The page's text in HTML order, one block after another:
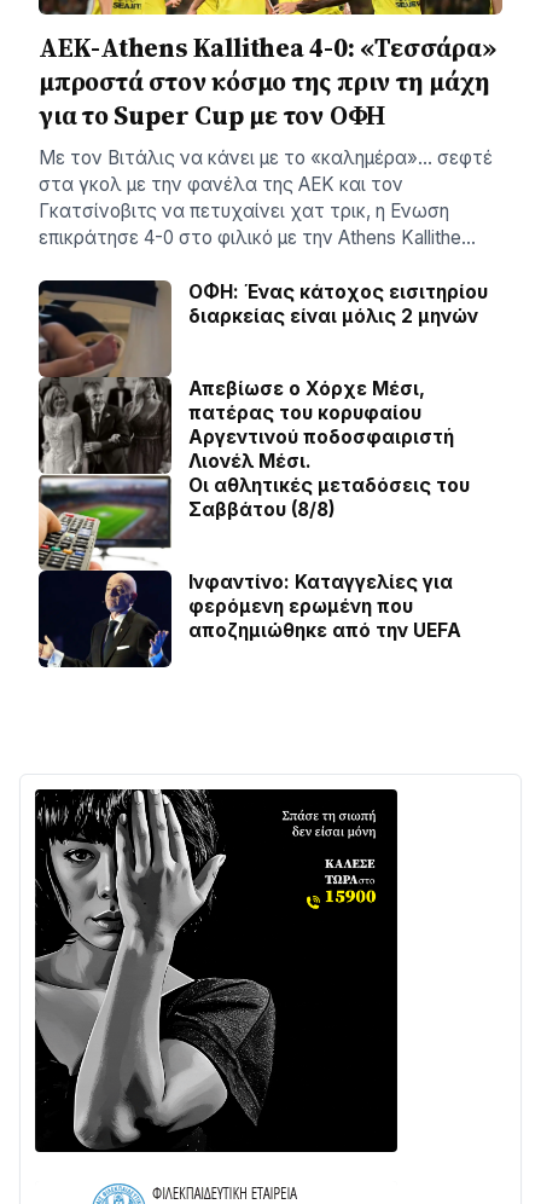
ΑΕΚ-Athens Kallithea 4-0: «Τεσσάρα»
μπροστά στον κόσμο της πριν τη μάχη
για το Super Cup με τον ΟΦΗ
Με τον Βιτάλις να κάνει με το «καλημέρα»… σεφτέ
στα γκολ με την φανέλα της ΑΕΚ και τον
Γκατσίνοβιτς να πετυχαίνει χατ τρικ, η Ενωση
επικράτησε 4-0 στο φιλικό με την Athens Kallithe…
ΟΦΗ: Ένας κάτοχος εισιτηρίου
διαρκείας είναι μόλις 2 μηνών
Απεβίωσε ο Χόρχε Μέσι,
πατέρας του κορυφαίου
Αργεντινού ποδοσφαιριστή
Λιονέλ Μέσι.
Οι αθλητικές μεταδόσεις του
Σαββάτου (8/8)
Ινφαντίνο: Καταγγελίες για
φερόμενη ερωμένη που
αποζημιώθηκε από την UEFA